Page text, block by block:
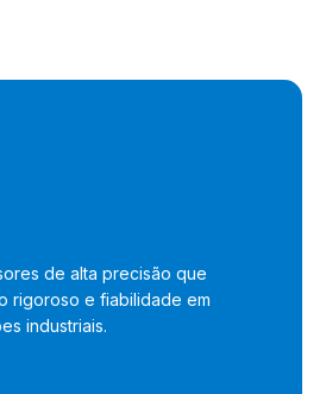
de alta precisão que
rigoroso e fiabilidade em
industriais.